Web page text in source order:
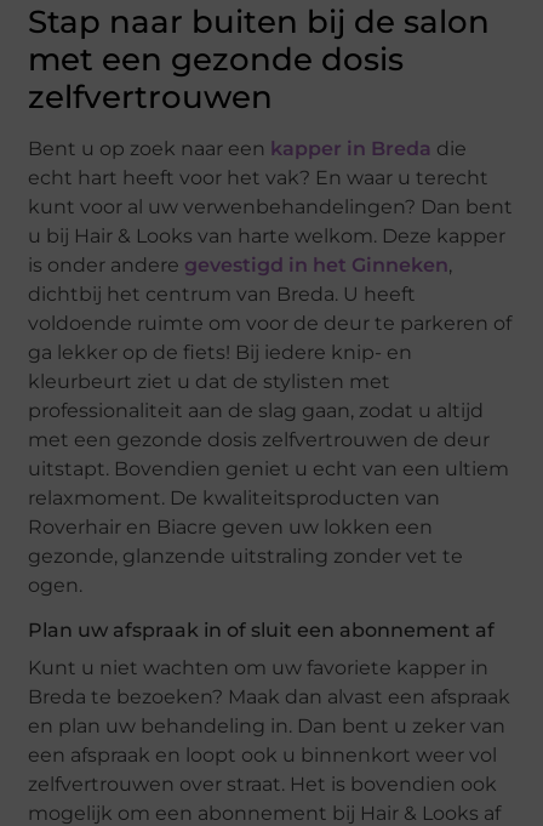
Stap naar buiten bij de salon
met een gezonde dosis
zelfvertrouwen
Bent u op zoek naar een kapper in Breda die
echt hart heeft voor het vak? En waar u terecht
kunt voor al uw verwenbehandelingen? Dan bent
u bij Hair & Looks van harte welkom. Deze kapper
is onder andere gevestigd in het Ginneken,
dichtbij het centrum van Breda. U heeft
voldoende ruimte om voor de deur te parkeren of
ga lekker op de fiets! Bij iedere knip- en
kleurbeurt ziet u dat de stylisten met
professionaliteit aan de slag gaan, zodat u altijd
met een gezonde dosis zelfvertrouwen de deur
uitstapt. Bovendien geniet u echt van een ultiem
relaxmoment. De kwaliteitsproducten van
Roverhair en Biacre geven uw lokken een
gezonde, glanzende uitstraling zonder vet te
ogen.
Plan uw afspraak in of sluit een abonnement af
Kunt u niet wachten om uw favoriete kapper in
Breda te bezoeken? Maak dan alvast een afspraak
en plan uw behandeling in. Dan bent u zeker van
een afspraak en loopt ook u binnenkort weer vol
zelfvertrouwen over straat. Het is bovendien ook
mogelijk om een abonnement bij Hair & Looks af